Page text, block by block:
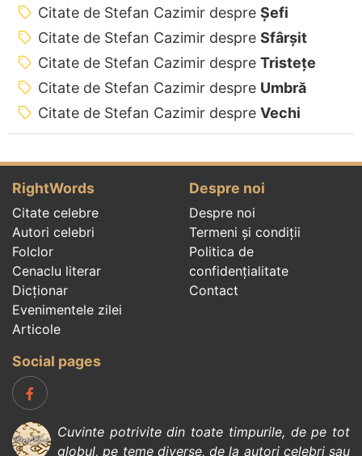
Citate de Stefan Cazimir despre Șefi
Citate de Stefan Cazimir despre Sfârșit
Citate de Stefan Cazimir despre Tristețe
Citate de Stefan Cazimir despre Umbră
Citate de Stefan Cazimir despre Vechi
RightWords
Citate celebre
Autori celebri
Folclor
Cenaclu literar
Dicționar
Evenimentele zilei
Articole
Despre noi
Despre noi
Termeni și condiții
Politica de
confidenţialitate
Contact
Social pages
Cuvinte potrivite din toate timpurile, de pe tot
globul, pe teme diverse, de la autori celebrisau